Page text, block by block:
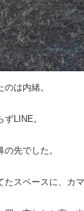
は内緒。
LINE。
先でした。
スペースに、カ